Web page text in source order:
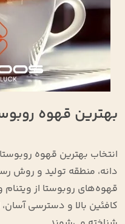
بهترین قهوه
انتخاب بهترین قهوه
دانه، منطقه تولید و روش
قهوه‌های روبوستا از
کافئین بالا و دسترسی